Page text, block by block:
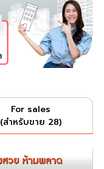
For sales
(สำหรับขาย 28)